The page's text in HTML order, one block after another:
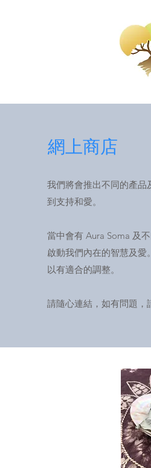
網上商店
我們將會推出不同的產
到支持和愛。
當中會有 Aura Soma 及
啟動我們內在的智慧及
以有適合的調整。
請隨心連結，如有問題，